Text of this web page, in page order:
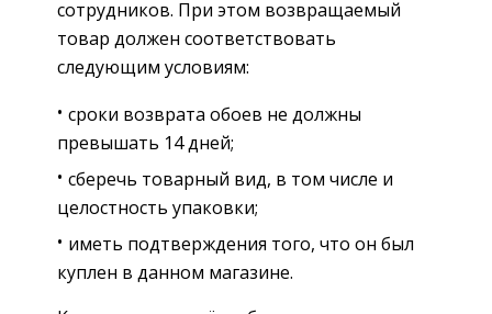
сотрудников. При этом возвращаемый
товар должен соответствовать
следующим условиям:
сроки возврата обоев не должны
превышать 14 дней;
сберечь товарный вид, в том числе и
целостность упаковки;
иметь подтверждения того, что он был
куплен в данном магазине.